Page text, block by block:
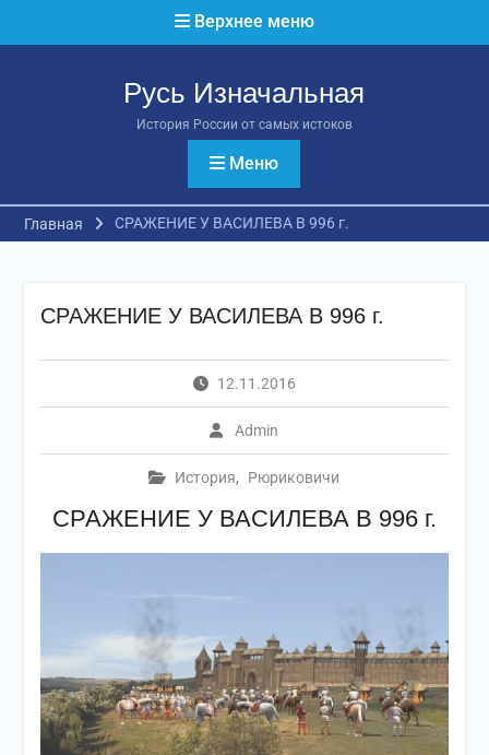
Верхнее меню
Русь Изначальная
История России от самых истоков
Меню
Главная СРАЖЕНИЕ У ВАСИЛЕВА В 996 г.
СРАЖЕНИЕ У ВАСИЛЕВА В 996 г.
12.11.2016
Admin
История, Рюриковичи
СРАЖЕНИЕ У ВАСИЛЕВА В 996 г.